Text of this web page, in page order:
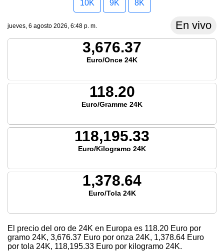
10K 9K 8K
jueves, 6 agosto 2026, 6:48 p. m. En vivo
3,676.37
Euro/Once 24K
118.20
Euro/Gramme 24K
118,195.33
Euro/Kilogramo 24K
1,378.64
Euro/Tola 24K
El precio del oro de 24K en Europa es 118.20 Euro por
gramo 24K, 3,676.37 Euro por onza 24K, 1,378.64 Euro
por tola 24K, 118,195.33 Euro por kilogramo 24K.